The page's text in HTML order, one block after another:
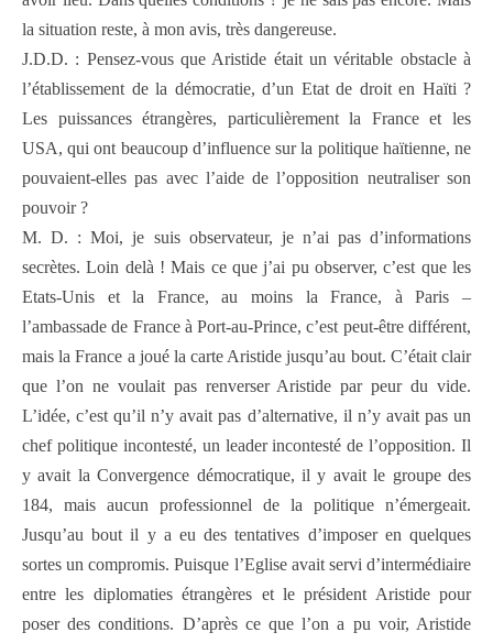
la situation reste, à mon avis, très dangereuse.
J.D.D. : Pensez-vous que Aristide était un véritable obstacle à
l’établissement de la démocratie, d’un Etat de droit en Haïti ?
Les puissances étrangères, particulièrement la France et les
USA, qui ont beaucoup d’influence sur la politique haïtienne, ne
pouvaient-elles pas avec l’aide de l’opposition neutraliser son
pouvoir ?
M. D. : Moi, je suis observateur, je n’ai pas d’informations
secrètes. Loin delà ! Mais ce que j’ai pu observer, c’est que les
Etats-Unis et la France, au moins la France, à Paris –
l’ambassade de France à Port-au-Prince, c’est peut-être différent,
mais la France a joué la carte Aristide jusqu’au bout. C’était clair
que l’on ne voulait pas renverser Aristide par peur du vide.
L’idée, c’est qu’il n’y avait pas d’alternative, il n’y avait pas un
chef politique incontesté, un leader incontesté de l’opposition. Il
y avait la Convergence démocratique, il y avait le groupe des
184, mais aucun professionnel de la politique n’émergeait.
Jusqu’au bout il y a eu des tentatives d’imposer en quelques
sortes un compromis. Puisque l’Eglise avait servi d’intermédiaire
entre les diplomaties étrangères et le président Aristide pour
poser des conditions. D’après ce que l’on a pu voir, Aristide